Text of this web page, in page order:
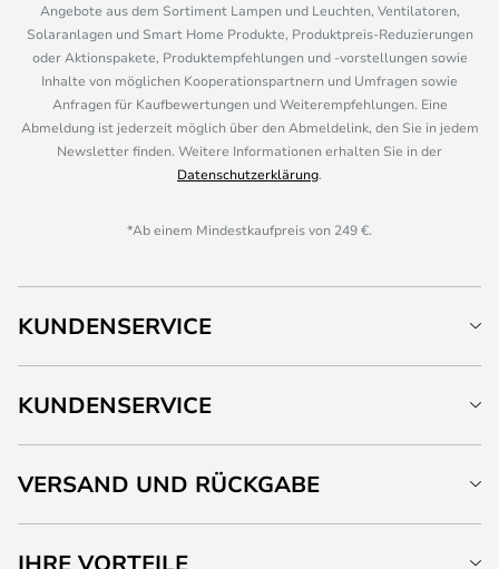
Angebote aus dem Sortiment Lampen und Leuchten, Ventilatoren,
Solaranlagen und Smart Home Produkte, Produktpreis-Reduzierungen
oder Aktionspakete, Produktempfehlungen und -vorstellungen sowie
Inhalte von möglichen Kooperationspartnern und Umfragen sowie
Anfragen für Kaufbewertungen und Weiterempfehlungen. Eine
Abmeldung ist jederzeit möglich über den Abmeldelink, den Sie in jedem
Newsletter finden. Weitere Informationen erhalten Sie in der
Datenschutzerklärung.
*Ab einem Mindestkaufpreis von 249 €.
KUNDENSERVICE
KUNDENSERVICE
VERSAND UND RÜCKGABE
IHRE VORTEILE